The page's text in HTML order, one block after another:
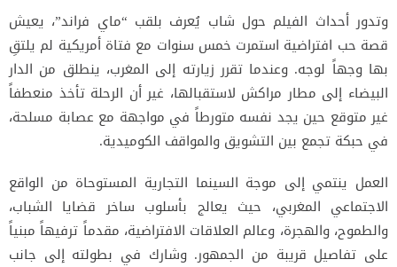
وتدور أحداث الفيلم حول شاب يُعرف بلقب “ماي فراند”، يعيش
قصة حب افتراضية استمرت خمس سنوات مع فتاة أمريكية لم يلتقِ
بها وجهاً لوجه. وعندما تقرر زيارته إلى المغرب، ينطلق من الدار
البيضاء إلى مطار مراكش لاستقبالها، غير أن الرحلة تأخذ منعطفاً
غير متوقع حين يجد نفسه متورطاً في مواجهة مع عصابة مسلحة،
في حبكة تجمع بين التشويق والمواقف الكوميدية.
العمل ينتمي إلى موجة السينما التجارية المستوحاة من الواقع
الاجتماعي المغربي، حيث يعالج بأسلوب ساخر قضايا الشباب،
والطموح، والهجرة، وعالم العلاقات الافتراضية، مقدماً ترفيهاً مبنياً
على تفاصيل قريبة من الجمهور. وشارك في بطولته إلى جانب